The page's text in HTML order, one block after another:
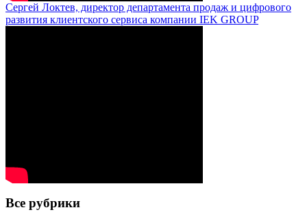
Сергей Локтев, директор департамента продаж и цифрового
развития клиентского сервиса компании IEK GROUP
Все рубрики